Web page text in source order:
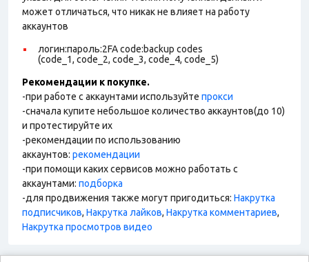
может отличаться, что никак не влияет на работу
аккаунтов
логин:пароль:2FA code:backup codes
(code_1, code_2, code_3, code_4, code_5)
Рекомендации к покупке.
-при работе с аккаунтами используйте прокси
-сначала купите небольшое количество аккаунтов(до 10)
и протестируйте их
-рекомендации по использованию
аккаунтов: рекомендации
-при помощи каких сервисов можно работать с
аккаунтами: подборка
-для продвижения также могут пригодиться: Накрутка
подписчиков, Накрутка лайков, Накрутка комментариев,
Накрутка просмотров видео